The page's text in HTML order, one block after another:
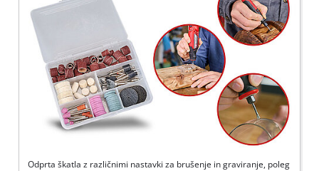
Odprta škatla z različnimi nastavki za brušenje in graviranje, poleg